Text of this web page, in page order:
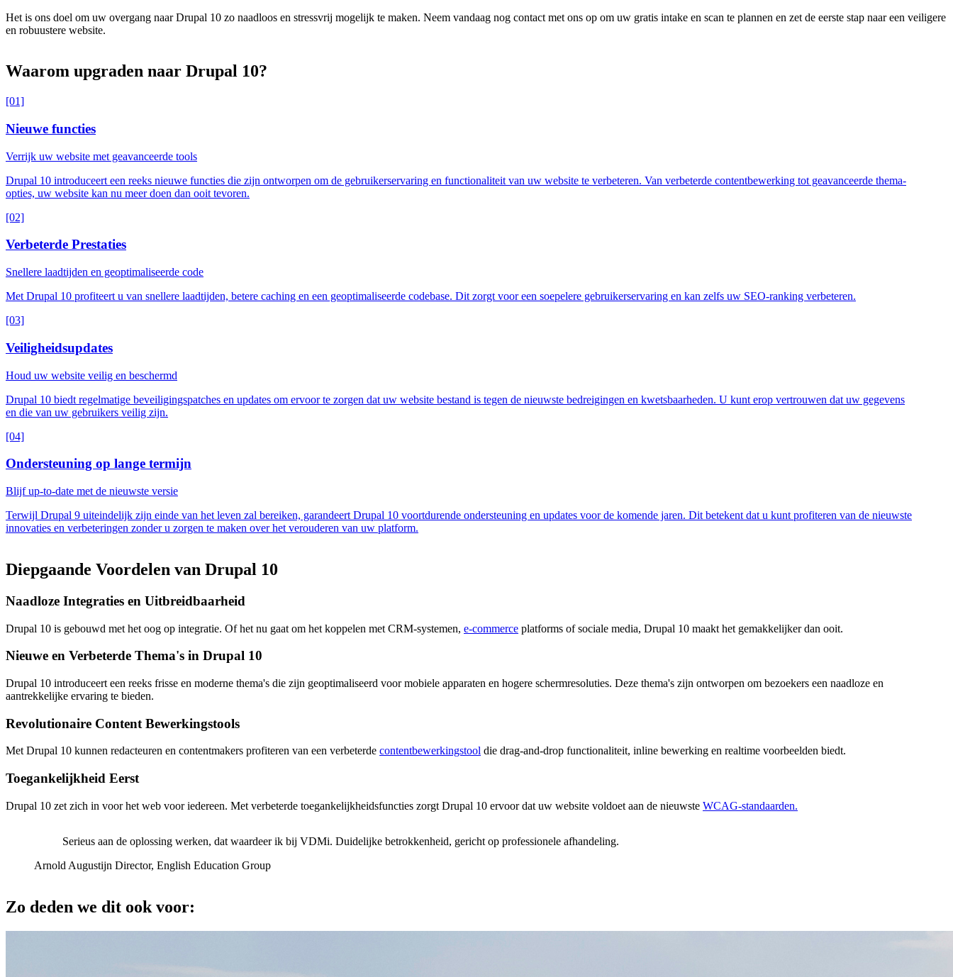
Het is ons doel om uw overgang naar Drupal 10 zo naadloos en stressvrij mogelijk te maken. Neem vandaag nog contact met ons op om uw gratis intake en scan te plannen en zet de eerste stap naar een veiligere
en robuustere website.
Waarom upgraden naar Drupal 10?
[01]
Nieuwe functies
Verrijk uw website met geavanceerde tools
Drupal 10 introduceert een reeks nieuwe functies die zijn ontworpen om de gebruikerservaring en functionaliteit van uw website te verbeteren. Van verbeterde contentbewerking tot geavanceerde thema-
opties, uw website kan nu meer doen dan ooit tevoren.
[02]
Verbeterde Prestaties
Snellere laadtijden en geoptimaliseerde code
Met Drupal 10 profiteert u van snellere laadtijden, betere caching en een geoptimaliseerde codebase. Dit zorgt voor een soepelere gebruikerservaring en kan zelfs uw SEO-ranking verbeteren.
[03]
Veiligheidsupdates
Houd uw website veilig en beschermd
Drupal 10 biedt regelmatige beveiligingspatches en updates om ervoor te zorgen dat uw website bestand is tegen de nieuwste bedreigingen en kwetsbaarheden. U kunt erop vertrouwen dat uw gegevens
en die van uw gebruikers veilig zijn.
[04]
Ondersteuning op lange termijn
Blijf up-to-date met de nieuwste versie
Terwijl Drupal 9 uiteindelijk zijn einde van het leven zal bereiken, garandeert Drupal 10 voortdurende ondersteuning en updates voor de komende jaren. Dit betekent dat u kunt profiteren van de nieuwste
innovaties en verbeteringen zonder u zorgen te maken over het verouderen van uw platform.
Diepgaande Voordelen van Drupal 10
Naadloze Integraties en Uitbreidbaarheid
Drupal 10 is gebouwd met het oog op integratie. Of het nu gaat om het koppelen met CRM-systemen, e-commerce platforms of sociale media, Drupal 10 maakt het gemakkelijker dan ooit.
Nieuwe en Verbeterde Thema's in Drupal 10
Drupal 10 introduceert een reeks frisse en moderne thema's die zijn geoptimaliseerd voor mobiele apparaten en hogere schermresoluties. Deze thema's zijn ontworpen om bezoekers een naadloze en
aantrekkelijke ervaring te bieden.
Revolutionaire Content Bewerkingstools
Met Drupal 10 kunnen redacteuren en contentmakers profiteren van een verbeterde contentbewerkingstool die drag-and-drop functionaliteit, inline bewerking en realtime voorbeelden biedt.
Toegankelijkheid Eerst
Drupal 10 zet zich in voor het web voor iedereen. Met verbeterde toegankelijkheidsfuncties zorgt Drupal 10 ervoor dat uw website voldoet aan de nieuwste WCAG-standaarden.
Serieus aan de oplossing werken, dat waardeer ik bij VDMi. Duidelijke betrokkenheid, gericht op professionele afhandeling.
Arnold Augustijn Director, English Education Group
Zo deden we dit ook voor: